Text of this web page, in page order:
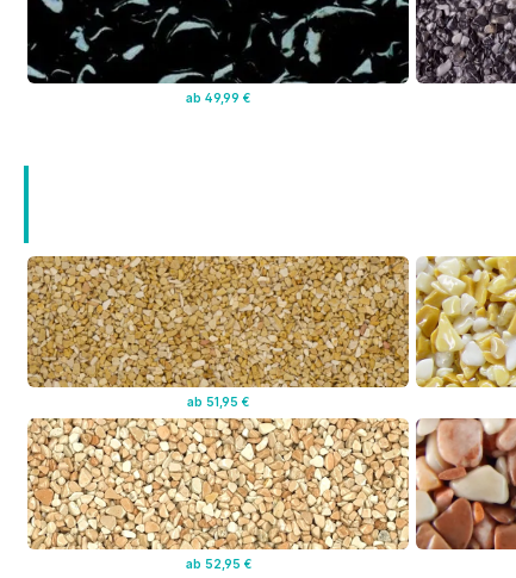
ab 49,99 €
ab 51,95 €
ab 52,95 €